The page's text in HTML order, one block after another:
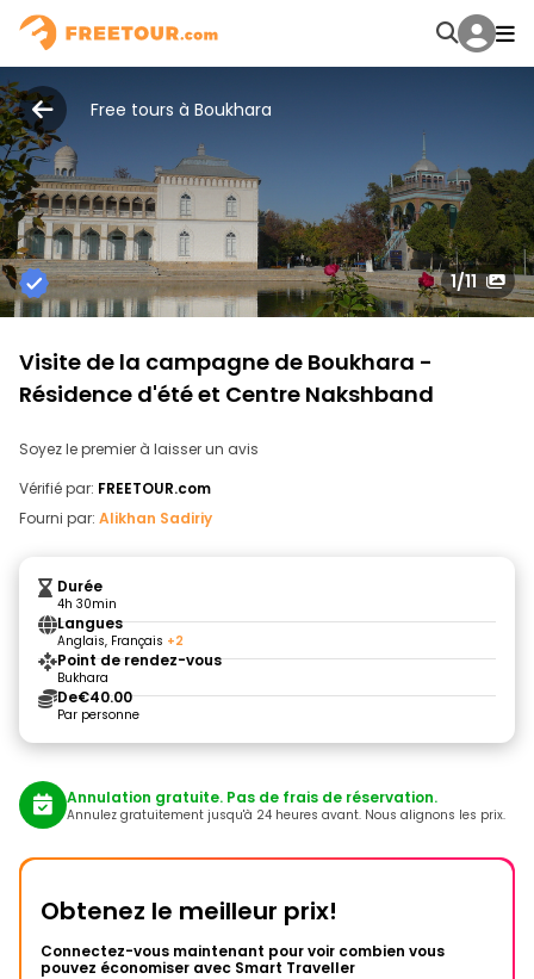
Free tours à Boukhara
1/11
Visite de la campagne de Boukhara -
Résidence d'été et Centre Nakshband
Soyez le premier à laisser un avis
Vérifié par: FREETOUR.com
Fourni par: Alikhan Sadiriy
Durée
4h 30min
Langues
Anglais, Français +2
Point de rendez-vous
Bukhara
De€40.00
Par personne
Annulation gratuite. Pas de frais de réservation.
Annulez gratuitement jusqu'à 24 heures avant. Nous alignons les prix.
Obtenez le meilleur prix!
Connectez-vous maintenant pour voir combien vous
pouvez économiser avec Smart Traveller